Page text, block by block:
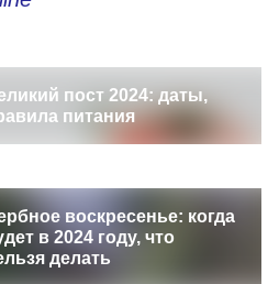
пост 2024: даты,
питания
воскресенье: когда
в 2024 году, что
делать